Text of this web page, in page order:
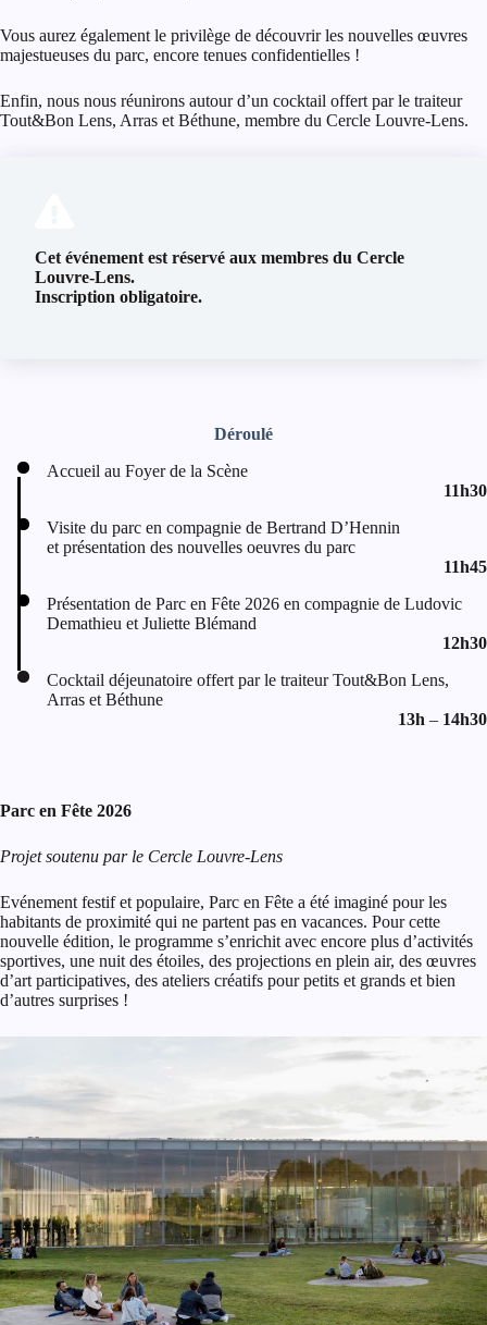
Vous aurez également le privilège de découvrir les nouvelles œuvres
majestueuses du parc, encore tenues confidentielles !
Enfin, nous nous réunirons autour d’un cocktail offert par le traiteur
Tout&Bon Lens, Arras et Béthune, membre du Cercle Louvre-Lens.
Cet événement est réservé aux membres du Cercle
Louvre-Lens.
Inscription obligatoire.
Déroulé
Accueil au Foyer de la Scène
11h30
Visite du parc en compagnie de Bertrand D’Hennin
et présentation des nouvelles oeuvres du parc
11h45
Présentation de Parc en Fête 2026 en compagnie de Ludovic
Demathieu et Juliette Blémand
12h30
Cocktail déjeunatoire offert par le traiteur Tout&Bon Lens,
Arras et Béthune
13h – 14h30
Parc en Fête 2026
Projet soutenu par le Cercle Louvre-Lens
Evénement festif et populaire, Parc en Fête a été imaginé pour les
habitants de proximité qui ne partent pas en vacances. Pour cette
nouvelle édition, le programme s’enrichit avec encore plus d’activités
sportives, une nuit des étoiles, des projections en plein air, des œuvres
d’art participatives, des ateliers créatifs pour petits et grands et bien
d’autres surprises !